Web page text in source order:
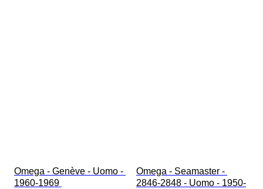
Omega - Genève - Uomo -
1960-1969
Omega - Seamaster -
2846-2848 - Uomo - 1950-